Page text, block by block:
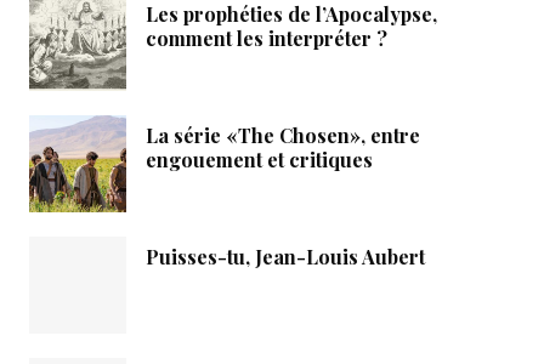
Les prophéties de l’Apocalypse,
comment les interpréter ?
La série «The Chosen», entre
engouement et critiques
Puisses-tu, Jean-Louis Aubert